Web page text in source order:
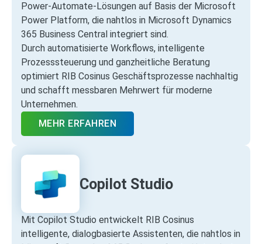
Power‑Automate‑Lösungen auf Basis der Microsoft
Power Platform, die nahtlos in Microsoft Dynamics
365 Business Central integriert sind.
Durch automatisierte Workflows, intelligente
Prozesssteuerung und ganzheitliche Beratung
optimiert RIB Cosinus Geschäftsprozesse nachhaltig
und schafft messbaren Mehrwert für moderne
Unternehmen.
MEHR ERFAHREN
Copilot Studio
Mit Copilot Studio entwickelt RIB Cosinus
intelligente, dialogbasierte Assistenten, die nahtlos in